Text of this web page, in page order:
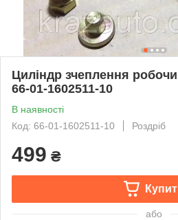
Циліндр зчеплення
66-01-1602511-10
В наявності
Код: 66-01-1602511-10
Роздріб
499 ₴
або